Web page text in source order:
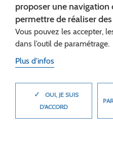
CONSEIL
proposer une
permettre de réaliser
Vous pouvez les accepter,
dans l’outil de paramétrage.
Plus d'infos
✓
OUI, JE SUIS
D'ACCORD
MASQUER